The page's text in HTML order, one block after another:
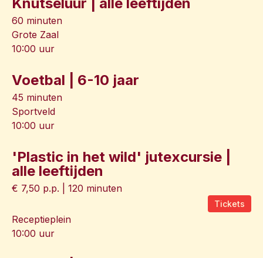
60 minuten
Grote Zaal
10:00 uur
Voetbal | 6-10 jaar
45 minuten
Sportveld
10:00 uur
'Plastic in het wild' jutexcursie |
alle leeftijden
€ 7,50 p.p. | 120 minuten
Tickets
Receptieplein
10:00 uur